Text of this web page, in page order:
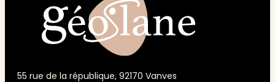
55 rue de la république, 92170 Vanves